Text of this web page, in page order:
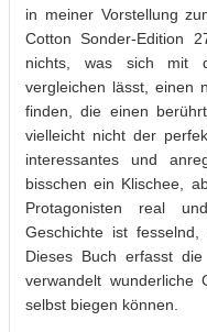
in meiner Vorstellung
Cotton Sonder-Edition
nichts, was sich mit
vergleichen lässt, einen
finden, die einen
vielleicht nicht der
interessantes und
bisschen ein Klischee,
Protagonisten real
Geschichte ist
Dieses Buch erfasst
verwandelt wunderliche
selbst biegen können.